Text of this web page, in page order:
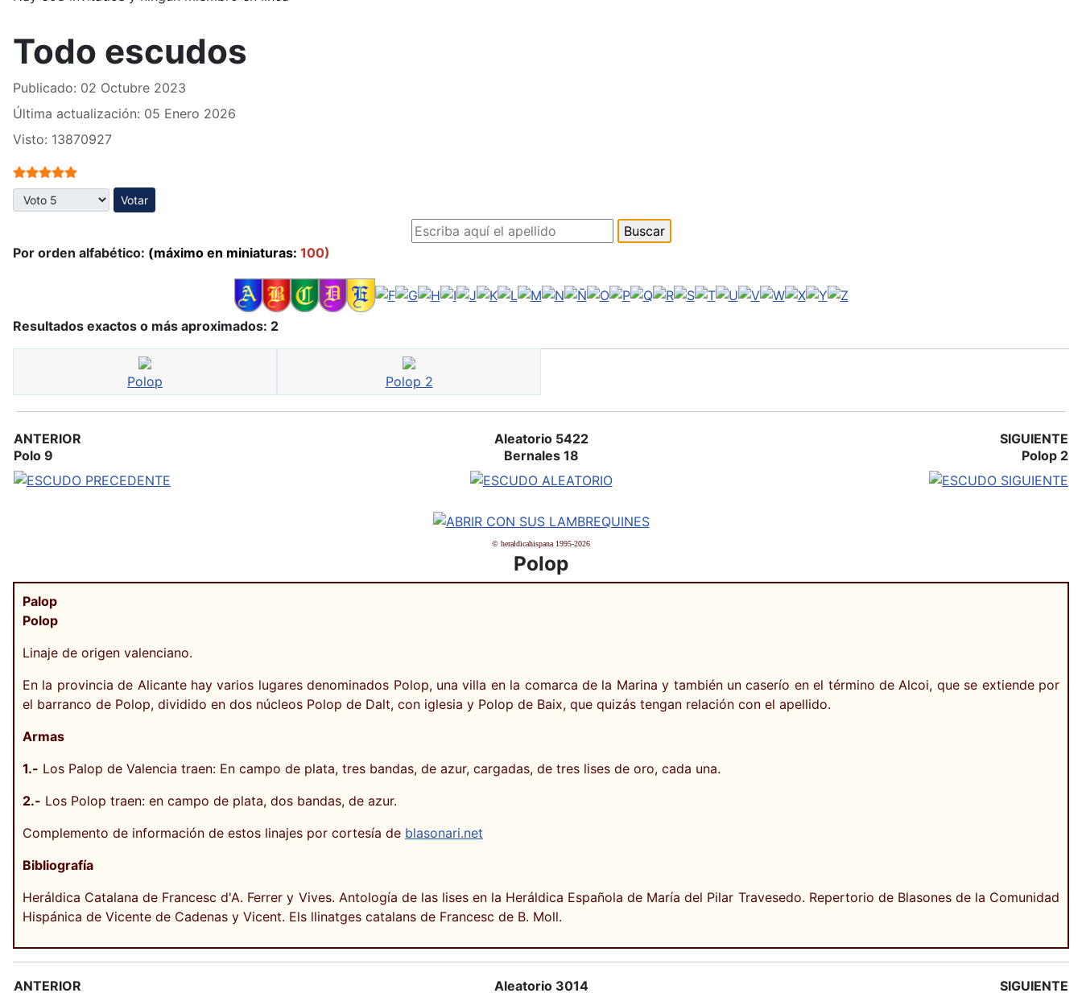
Todo escudos
Publicado: 02 Octubre 2023
Última actualización: 05 Enero 2026
Visto: 13870927
Ratio:5/5
Por favor, vote
Por orden alfabético: (máximo en miniaturas: 100)
Resultados exactos o más aproximados: 2
Polop Polop 2
ANTERIOR
Polo 9
Aleatorio 5422
Bernales 18
SIGUIENTE
Polop 2
© heraldicahispana 1995-2026
Polop
Palop
Polop
Linaje de origen valenciano.
En la provincia de Alicante hay varios lugares denominados Polop, una villa en la comarca de la Marina y también un caserío en el término de Alcoi, que se extiende por
el barranco de Polop, dividido en dos núcleos Polop de Dalt, con iglesia y Polop de Baix, que quizás tengan relación con el apellido.
Armas
1.- Los Palop de Valencia traen: En campo de plata, tres bandas, de azur, cargadas, de tres lises de oro, cada una.
2.- Los Polop traen: en campo de plata, dos bandas, de azur.
Complemento de información de estos linajes por cortesía de blasonari.net
Bibliografía
Heráldica Catalana de Francesc d'A. Ferrer y Vives. Antología de las lises en la Heráldica Española de María del Pilar Travesedo. Repertorio de Blasones de la Comunidad
Hispánica de Vicente de Cadenas y Vicent. Els llinatges catalans de Francesc de B. Moll.
ANTERIOR Aleatorio 3014 SIGUIENTE